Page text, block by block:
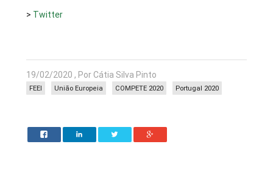
> Twitter
19/02/2020 , Por Cátia Silva Pinto
Portugal 2020
COMPETE 2020
União Europeia
FEEI